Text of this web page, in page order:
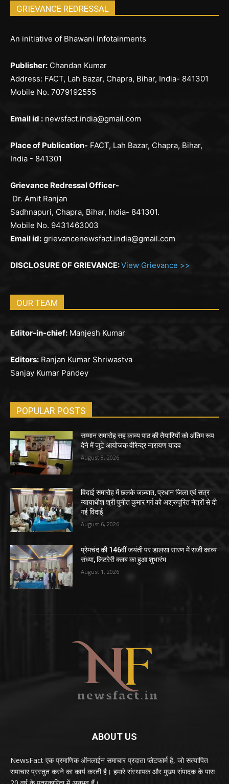
GRIEVANCE REDRESSAL
An initiative of Bhawani Infotainments
Publisher: Chandan Kumar
Address: FACT, Lah Bazar, Chapra, Bihar, India- 841301
Mobile No. 7079192555
Email id : newsfact.india@gmail.com
Place of Publication- FACT, Lah Bazar, Chapra, Bihar,
India - 841301
Grievance Redressal Officer-
Dr. Amit Ranjan
Sadhnapuri, Chapra, Bihar, India- 841301.
Mobile No. 9431463003
Email id: grievancenewsfact.india@gmail.com
DISCLOSURE OF GRIEVANCE:View Grievance >>
OUR TEAM
Editor-in-chief: Manjesh Kumar
Editors: Ranjan Kumar Shriwastva
Sanjay Kumar Pandey
POPULAR POSTS
सम्मान समारोह सह काव्य पाठ की तैयारियों को अंतिम रूप
देने में जुटे आयोजक वीरेन्द्र नारायण यादव
August 8, 2026
विदाई समारोह में छलके जज़्बात, प्रधान जिला एवं सत्र
न्यायाधीश श्री पुनीत कुमार गर्ग को अश्रुपूरित नेत्रों से दी
गई विदाई
August 6, 2026
प्रेमचंद की 146वीं जयंती पर डालसा सारण में सजी काव्य
संध्या, लिटरेरी क्लब का हुआ शुभारंभ
August 1, 2026
ABOUT US
NewsFact एक प्रमाणिक ऑनलाईन समाचार प्रदाता प्लेटफार्म है, जो सत्यापित
समाचार प्रस्तुत करने का कार्य करती है। हमारे संस्थापक और मुख्य संपादक के पास